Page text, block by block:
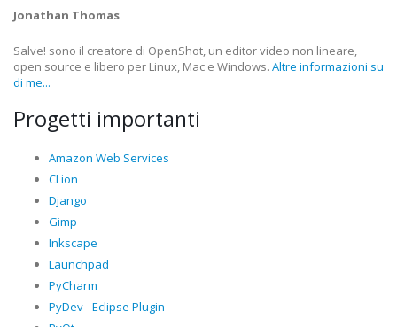
Jonathan Thomas
Salve! sono il creatore di OpenShot, un editor video non lineare,
open source e libero per Linux, Mac e Windows. Altre informazioni su
di me...
Progetti importanti
Amazon Web Services
CLion
Django
Gimp
Inkscape
Launchpad
PyCharm
PyDev - Eclipse Plugin